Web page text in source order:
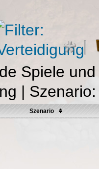
Spiele
|
Szenario